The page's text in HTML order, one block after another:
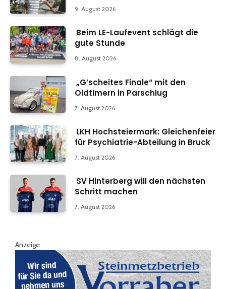
9. August 2026
Beim LE-Laufevent schlägt die
gute Stunde
8. August 2026
„G’scheites Finale“ mit den
Oldtimern in Parschlug
7. August 2026
LKH Hochsteiermark: Gleichenfeier
für Psychiatrie-Abteilung in Bruck
7. August 2026
SV Hinterberg will den nächsten
Schritt machen
7. August 2026
Anzeige